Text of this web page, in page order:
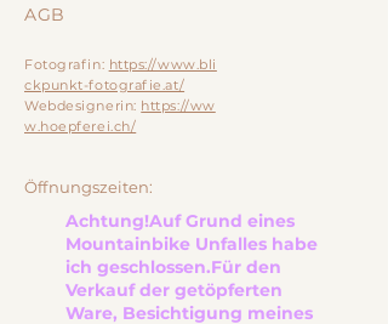
AGB
Fotografin: https://www.bli
ckpunkt-fotografie.at/
Webdesignerin: https://ww
w.hoepferei.ch/
Öffnungszeiten:
Achtung!Auf Grund eines
Mountainbike Unfalles habe
ich geschlossen.Für den
Verkauf der getöpferten
Ware, Besichtigung meines